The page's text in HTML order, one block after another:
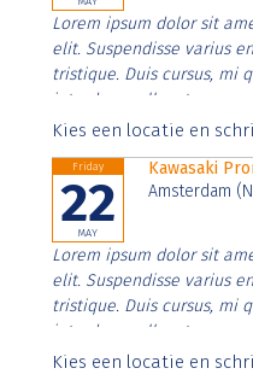
Lorem ipsum dolor sit
elit. Suspendisse varius
tristique. Duis cursus, mi
interdum nulla, ut
Aenean faucibus nibh et
Kies een locatie en
Friday
22
MAY
Kawasaki
Amsterdam
Lorem ipsum dolor sit
elit. Suspendisse varius
tristique. Duis cursus, mi
interdum nulla, ut
Aenean faucibus nibh et
Kies een locatie en